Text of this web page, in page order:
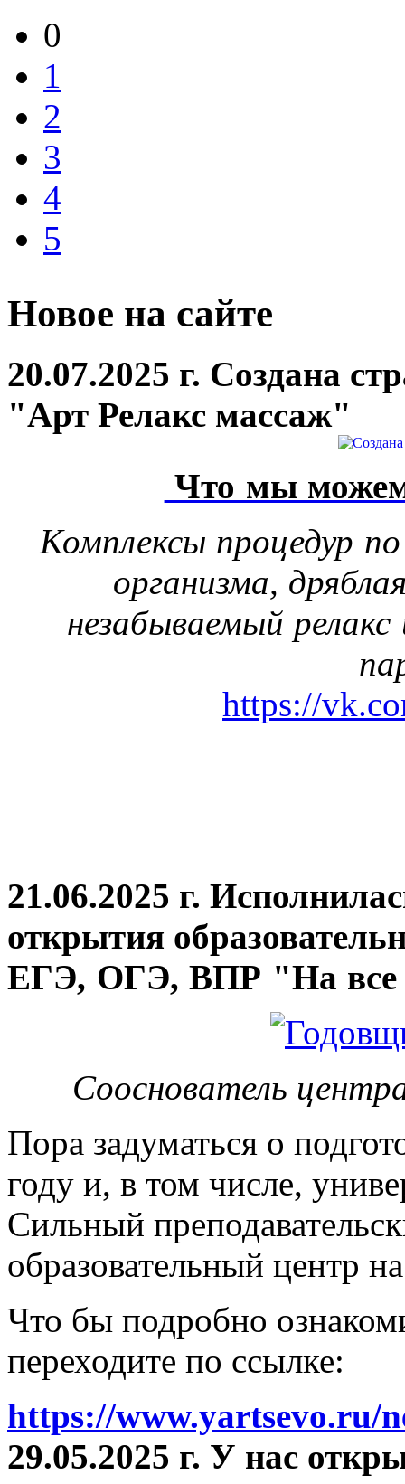
0
1
2
3
4
5
Новое на сайте
20.07.2025 г. Создана
"Арт Релакс массаж"
Что мы
Комплексы процедур
организма,
незабываемый
https://
21.06.2025 г.
открытия
ЕГЭ, ОГЭ, ВПР "На все
Сооснователь
Пора задуматься о
году и, в том числе,
Сильный
образовательный центр
Что бы подробно
переходите по ссылке:
https://www.yartsevo.ru/
29.05.2025 г. У нас